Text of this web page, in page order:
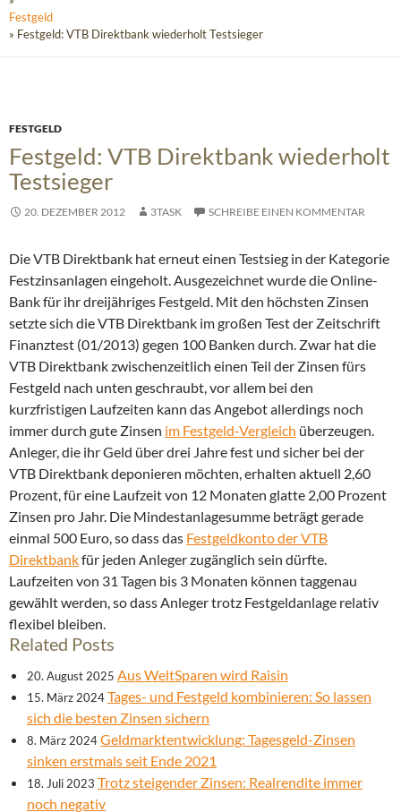
Festgeld
» Festgeld: VTB Direktbank wiederholt Testsieger
FESTGELD
Festgeld: VTB Direktbank wiederholt
Testsieger
20. DEZEMBER 2012 3TASK SCHREIBE EINEN KOMMENTAR
Die VTB Direktbank hat erneut einen Testsieg in der Kategorie
Festzinsanlagen eingeholt. Ausgezeichnet wurde die Online-
Bank für ihr dreijähriges Festgeld. Mit den höchsten Zinsen
setzte sich die VTB Direktbank im großen Test der Zeitschrift
Finanztest (01/2013) gegen 100 Banken durch. Zwar hat die
VTB Direktbank zwischenzeitlich einen Teil der Zinsen fürs
Festgeld nach unten geschraubt, vor allem bei den
kurzfristigen Laufzeiten kann das Angebot allerdings noch
immer durch gute Zinsen im Festgeld-Vergleich überzeugen.
Anleger, die ihr Geld über drei Jahre fest und sicher bei der
VTB Direktbank deponieren möchten, erhalten aktuell 2,60
Prozent, für eine Laufzeit von 12 Monaten glatte 2,00 Prozent
Zinsen pro Jahr. Die Mindestanlagesumme beträgt gerade
einmal 500 Euro, so dass das Festgeldkonto der VTB
Direktbankfür jeden Anleger zugänglich sein dürfte.
Laufzeiten von 31 Tagen bis 3 Monaten können taggenau
gewählt werden, so dass Anleger trotz Festgeldanlage relativ
flexibel bleiben.
Related Posts
20. August 2025 Aus WeltSparen wird Raisin
15. März 2024Tages- und Festgeld kombinieren: So lassen
sich die besten Zinsen sichern
8. März 2024Geldmarktentwicklung: Tagesgeld-Zinsen
sinken erstmals seit Ende 2021
18. Juli 2023 Trotz steigender Zinsen: Realrendite immer
noch negativ